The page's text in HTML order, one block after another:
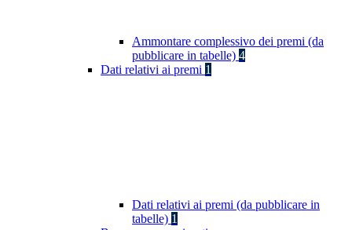
Ammontare complessivo dei premi (da
pubblicare in tabelle) 4
Dati relativi ai premi 1
Dati relativi ai premi (da pubblicare in
tabelle) 1